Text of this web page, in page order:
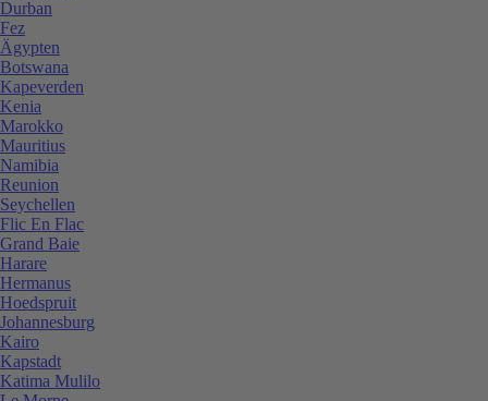
Durban
Fez
Ägypten
Botswana
Kapeverden
Kenia
Marokko
Mauritius
Namibia
Reunion
Seychellen
Flic En Flac
Grand Baie
Harare
Hermanus
Hoedspruit
Johannesburg
Kairo
Kapstadt
Katima Mulilo